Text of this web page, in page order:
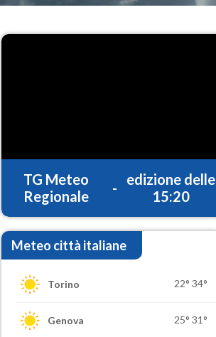
TG Meteo
Regionale
-
edizione delle
15:20
Meteo città italiane
Torino 22° 34°
Genova 25° 31°